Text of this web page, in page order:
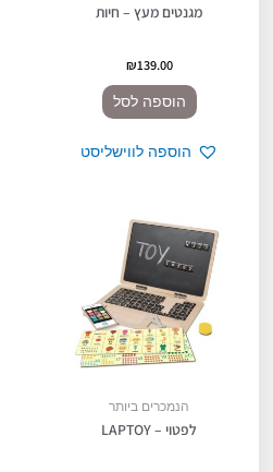
מגנטים מעץ – חיות
₪139.00
הוספה לסל
הוספה לווישליסט
הנמכרים ביותר
לפטוי – LAPTOY